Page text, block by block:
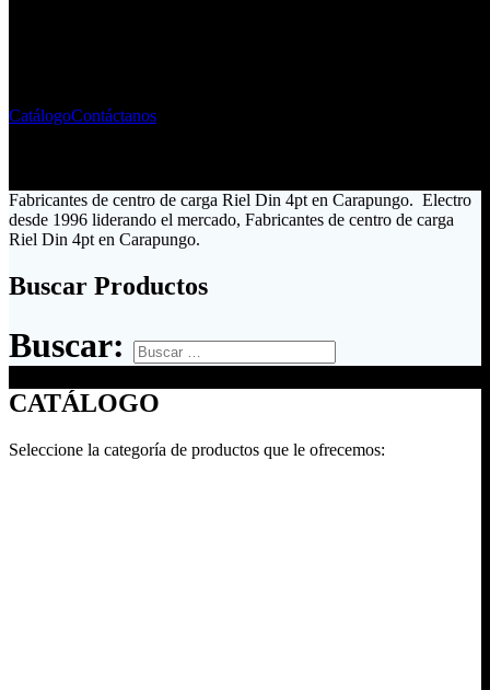
CatálogoContáctanos
Fabricantes de centro de carga Riel Din 4pt en Carapungo. Electro
desde 1996 liderando el mercado, Fabricantes de centro de carga
Riel Din 4pt en Carapungo.
Buscar Productos
Buscar:
CATÁLOGO
Seleccione la categoría de productos que le ofrecemos: